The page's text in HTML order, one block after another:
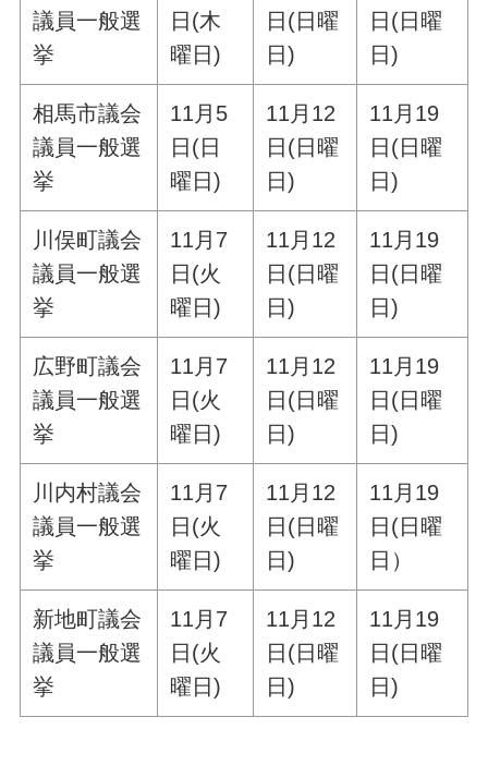
議員一般選
挙
日(木
曜日)
日(日曜
日)
日(日曜
日)
相馬市議会
議員一般選
挙
11月5
日(日
曜日)
11月12
日(日曜
日)
11月19
日(日曜
日)
川俣町議会
議員一般選
挙
11月7
日(火
曜日)
11月12
日(日曜
日)
11月19
日(日曜
日)
広野町議会
議員一般選
挙
11月7
日(火
曜日)
11月12
日(日曜
日)
11月19
日(日曜
日)
川内村議会
議員一般選
挙
11月7
日(火
曜日)
11月12
日(日曜
日)
11月19
日(日曜
日）
新地町議会
議員一般選
挙
11月7
日(火
曜日)
11月12
日(日曜
日)
11月19
日(日曜
日)